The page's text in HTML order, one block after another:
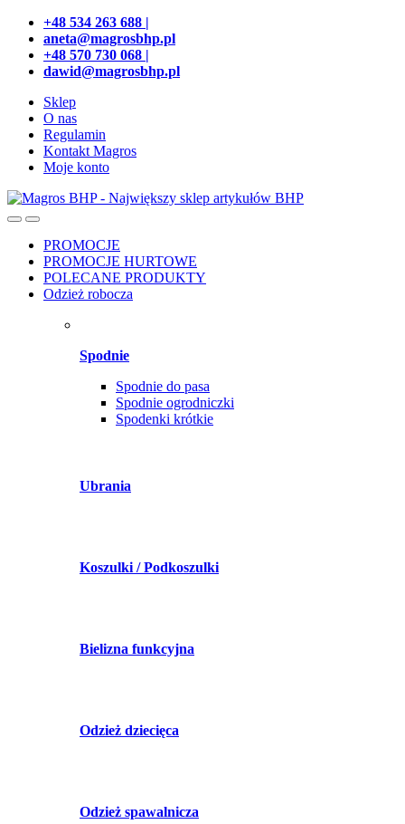
Przejdź
nawigacji
Przeskocz
treści
+48 534 263 688 |
aneta@magrosbhp.pl
+48 570 730 068 |
dawid@magrosbhp.pl
Sklep
O nas
Regulamin
Kontakt Magros
Moje konto
PROMOCJE
PROMOCJE HURTOWE
POLECANE PRODUKTY
Odzież robocza
Spodnie
Spodnie do pasa
Spodnie ogrodniczki
Spodenki krótkie
Ubrania
Koszulki / Podkoszulki
Bielizna funkcyjna
Odzież dziecięca
Odzież spawalnicza